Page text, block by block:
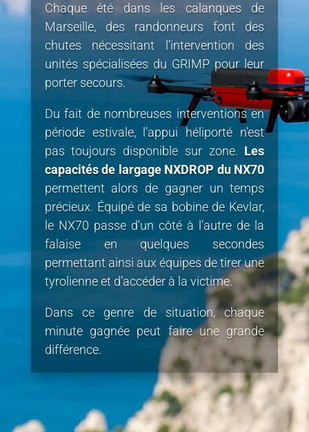
Chaque été dans les calanques de
Marseille, des randonneurs font des
chutes nécessitant l’intervention des
unités spécialisées du GRIMP pour leur
porter secours.
Du fait de nombreuses interventions en
période estivale, l’appui héliporté n’est
pas toujours disponible sur zone. Les
capacités de largage NXDROP du NX70
permettent alors de gagner un temps
précieux. Équipé de sa bobine de Kevlar,
le NX70 passe d’un côté à l’autre de la
falaise en quelques secondes
permettant ainsi aux équipes de tirer une
tyrolienne et d’accéder à la victime.
Dans ce genre de situation, chaque
minute gagnée peut faire une grande
différence.